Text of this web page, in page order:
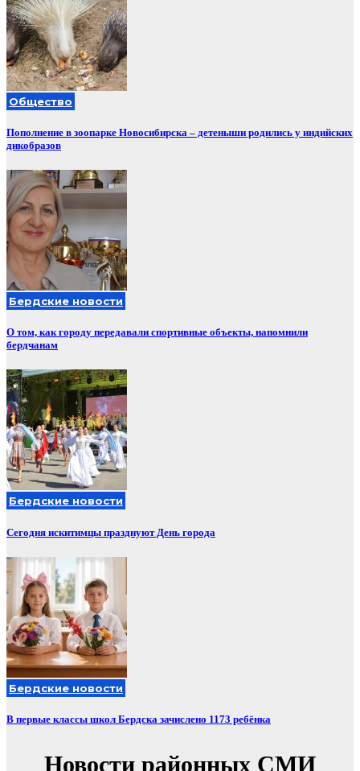
Общество
Пополнение в зоопарке Новосибирска – детеныши родились у индийских
дикобразов
Бердские новости
О том, как городу передавали спортивные объекты, напомнили
бердчанам
Бердские новости
Сегодня искитимцы празднуют День города
Бердские новости
В первые классы школ Бердска зачислено 1173 ребёнка